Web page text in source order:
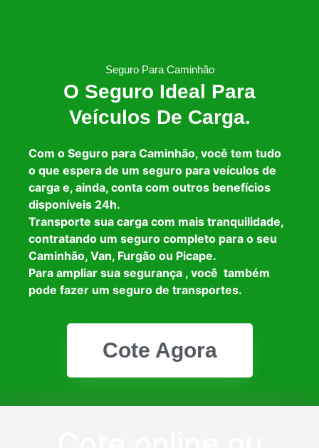
Seguro Para Caminhão
O Seguro Ideal Para
Veículos De Carga.
Com o Seguro para Caminhão, você tem tudo
o que espera de um seguro para veículos de
carga e, ainda, conta com outros benefícios
disponíveis 24h.
Transporte sua carga com mais tranquilidade,
contratando um seguro completo para o seu
Caminhão, Van, Furgão ou Picape.
Para ampliar sua segurança , você também
pode fazer um seguro de transportes.
Cote Agora